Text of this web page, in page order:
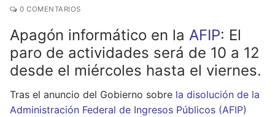
0 COMENTARIOS
Apagón informático en la AFIP: El
paro de actividades será de 10 a 12
desde el miércoles hasta el viernes.
Tras el anuncio del Gobierno sobre la disolución de la
Administración Federal de Ingresos Públicos (AFIP)